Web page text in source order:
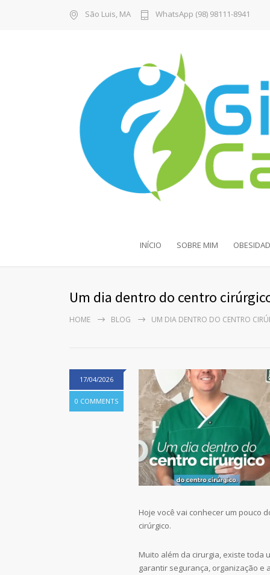
São Luis, MA WhatsApp (98) 98111-8941
INÍCIO SOBRE MIM
Um dia dentro do centro
HOME BLOG UM DIA DENTRO DO CENTRO
17/04/2026
0 COMMENTS
Hoje você vai conhecer um pouco
cirúrgico.
Muito além da cirurgia, existe toda
garantir segurança, organização e